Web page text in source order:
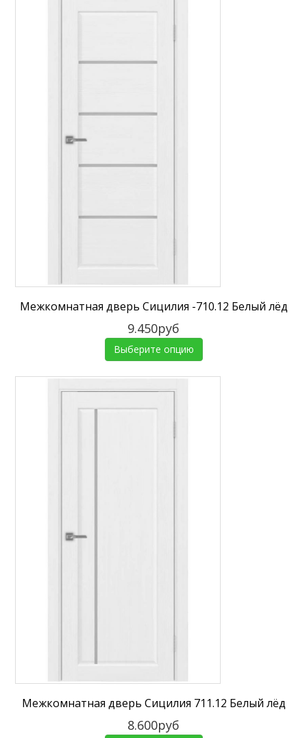
Межкомнатная дверь Сицилия -710.12 Белый лёд
9.450руб
Выберите опцию
Межкомнатная дверь Сицилия 711.12 Белый лёд
8.600руб